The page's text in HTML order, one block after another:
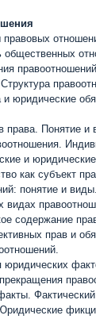
правовых
общественных
и юридические
права. Понятие и
и
как субъект
понятие и
видах
содержание
прав и